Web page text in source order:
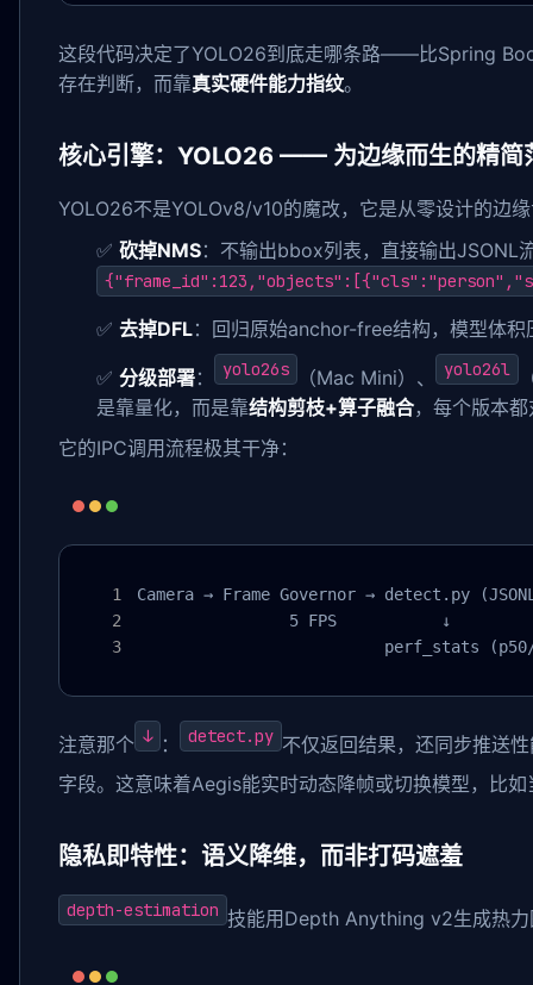
这段代码决定了YOLO26到底走哪条路——比Spring
存在判断，而靠真实硬件能力指纹。
核心引擎：YOLO26 —— 为边缘而生的精简
YOLO26不是YOLOv8/v10的魔改，它是从零设计的边
✅ 砍掉NMS：不输出bbox列表，直接输出JSONL
✅ 去掉DFL：回归原始anchor-free结构，模型体
✅ 分级部署： yolo26s （Mac Mini）、 yolo26l
是靠量化，而是靠结构剪枝+算子融合，每个版本
它的IPC调用流程极其干净：
Camera → Frame Governor → detect.py
                5 FPS           ↓
perf_stats
注意那个 ↓ ： detect.py 不仅返回结果，还同步推送
字段。这意味着Aegis能实时动态降帧或切换模型，比
隐私即特性：语义降维，而非打码遮羞
depth-estimation 技能用Depth Anything v2生成热力